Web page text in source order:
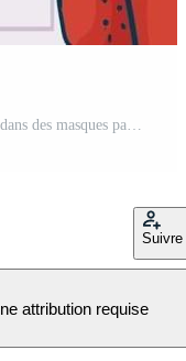
deux personnes, un homme et une femme dans des masques parmi les molécules de covid Vecteur Pro
Suivre
attribution requise